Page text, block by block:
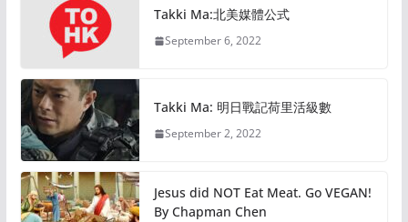
Takki Ma:北美媒體公式
September 6, 2022
Takki Ma: 明日戰記荷里活級數
September 2, 2022
Jesus did NOT Eat Meat. Go VEGAN!
By Chapman Chen